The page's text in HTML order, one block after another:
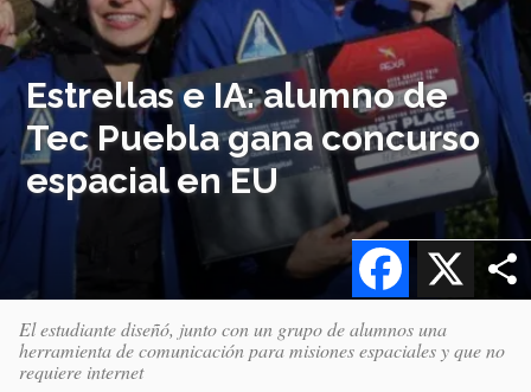
Estrellas e IA: alumno de
Tec Puebla gana concurso
espacial en EU
X
Facebook
El estudiante diseñó, junto con un grupo de alumnos una
herramienta de comunicación para misiones espaciales y que no
requiere internet